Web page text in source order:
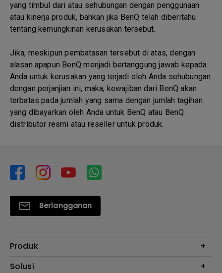
yang timbul dari atau sehubungan dengan penggunaan
atau kinerja produk, bahkan jika BenQ telah diberitahu
tentang kemungkinan kerusakan tersebut.
Jika, meskipun pembatasan tersebut di atas, dengan
alasan apapun BenQ menjadi bertanggung jawab kepada
Anda untuk kerusakan yang terjadi oleh Anda sehubungan
dengan perjanjian ini, maka, kewajiban dari BenQ akan
terbatas pada jumlah yang sama dengan jumlah tagihan
yang dibayarkan oleh Anda untuk BenQ atau BenQ
distributor resmi atau reseller untuk produk.
Berlangganan
Produk
Proyektor
Solusi